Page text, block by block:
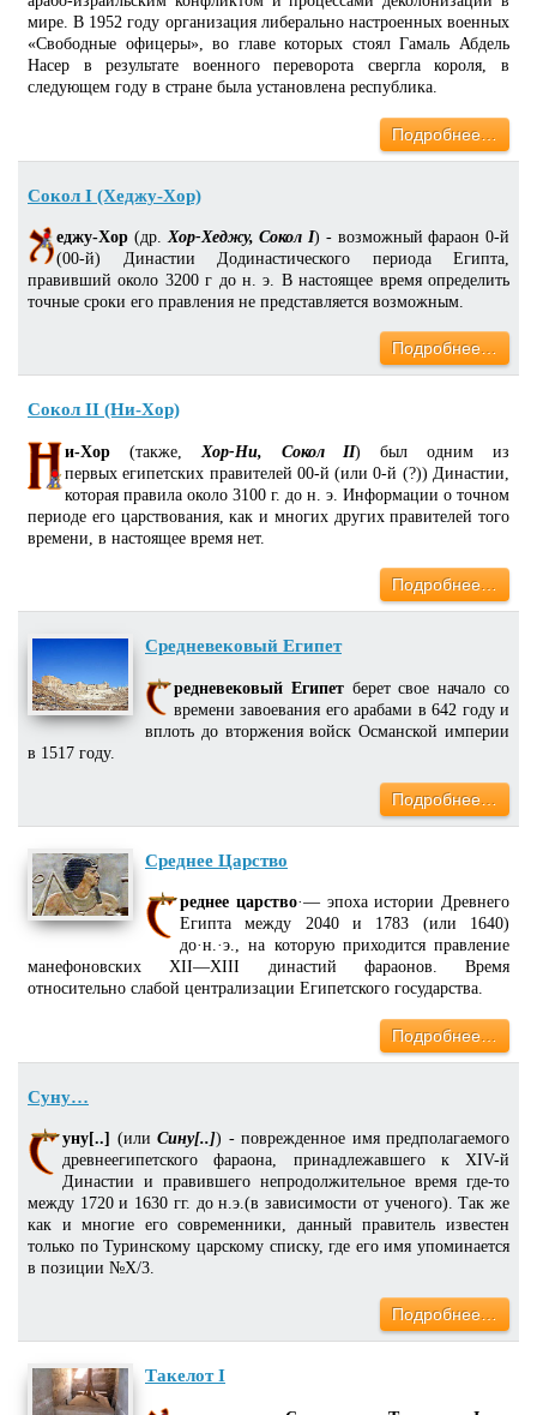
мире. В 1952 году организация либерально настроенных военных
«Свободные офицеры», во главе которых стоял Гамаль Абдель
Насер в результате военного переворота свергла короля, в
следующем году в стране была установлена республика.
Подробнее…
Сокол I (Хеджу-Хор)
еджу-Хор (др. Хор-Хеджу, Сокол I) - возможный фараон 0-й
(00-й) Династии Додинастического периода Египта,
правивший около 3200 г до н. э. В настоящее время определить
точные сроки его правления не представляется возможным.
Подробнее…
Сокол II (Ни-Хор)
и-Хор (также, Хор-Ни, Сокол II) был одним из
первых египетских правителей 00-й (или 0-й (?)) Династии,
которая правила около 3100 г. до н. э. Информации о точном
периоде его царствования, как и многих других правителей того
времени, в настоящее время нет.
Подробнее…
Средневековый Египет
редневековый Египетберет свое начало со
времени завоевания его арабами в 642 году и
вплоть до вторжения войск Османской империи
в 1517 году.
Подробнее…
Среднее Царство
реднее царство·— эпоха истории Древнего
Египта между 2040 и 1783 (или 1640)
до·н.·э., на которую приходится правление
манефоновских XII—XIII династий фараонов. Время
относительно слабой централизации Египетского государства.
Подробнее…
Суну…
уну[..] (или Сину[..]) - поврежденное имя предполагаемого
древнеегипетского фараона, принадлежавшего к XIV-й
Династии и правившего непродолжительное время где-то
между 1720 и 1630 гг. до н.э.(в зависимости от ученого). Так же
как и многие его современники, данный правитель известен
только по Туринскому царскому списку, где его имя упоминается
в позиции №X/3.
Подробнее…
Такелот I